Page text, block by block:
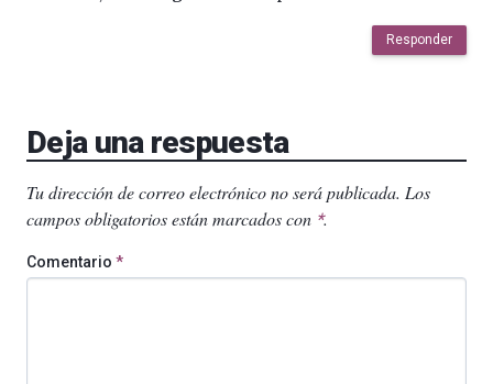
Responder
Deja una respuesta
Tu dirección de correo electrónico no será publicada. Los
campos obligatorios están marcados con *.
Comentario *